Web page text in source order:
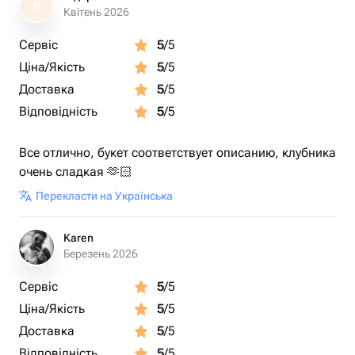
RAF Store — когда сладости становятся искусством 💛
В
Квітень 2026
Сервіс 5/5
Ціна/Якість
5/5
Доставка
5/5
Відповідність
5/5
Все отлично, букет соответствует описанию, клубника
очень сладкая 🫶🏻
Перекласти на Українська
Karen
Березень 2026
Сервіс 5/5
Ціна/Якість
5/5
Доставка
5/5